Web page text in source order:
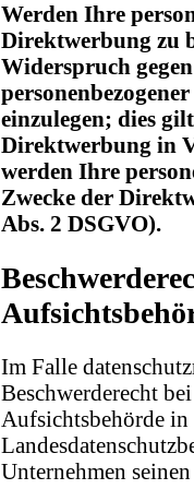
Werden Ihre
Direktwerbung zu
Widerspruch
einzulegen; dies
Direktwerbung in
werden Ihre
Zwecke der
Abs. 2 DSGVO).
Im Falle
Beschwerderecht
Aufsichtsbehörde in
Unternehmen